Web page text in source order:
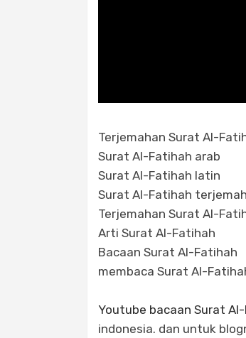
Terjemahan Surat Al-
Surat Al-Fatihah arab
Surat Al-Fatihah latin
Surat Al-Fatihah
Terjemahan Surat Al-
Arti Surat Al-Fatihah
Bacaan Surat Al-Fatihah
membaca Surat Al-
Youtube bacaan Surat
indonesia. dan untuk